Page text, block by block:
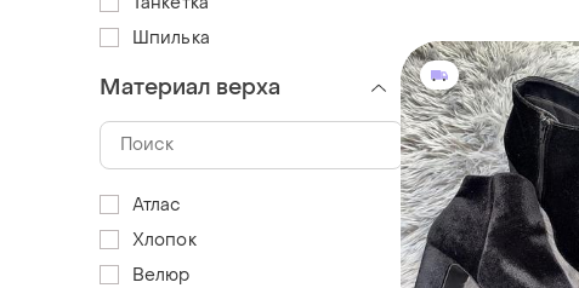
Шпилька
Материал верха
Атлас
Хлопок
Велюр